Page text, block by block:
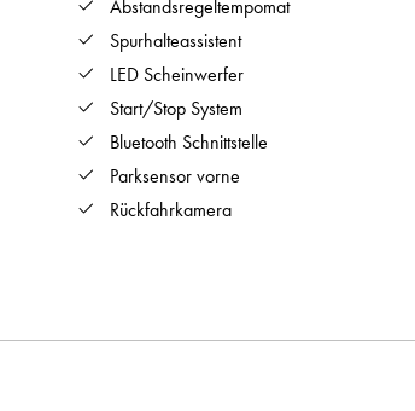
Abstandsregeltempomat
Spurhalteassistent
LED Scheinwerfer
Start/Stop System
Bluetooth Schnittstelle
Parksensor vorne
Rückfahrkamera